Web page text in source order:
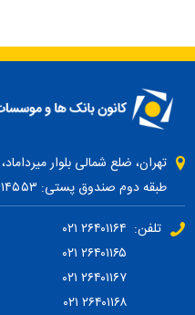
طبقه دوم صندوق پستی: ۱۹۱۹۶۱۴۵۵۳
تلفن: ۲۶۴۰۱۱۶۴ ۰۲۱
۲۶۴۰۱۱۶۷ ۰۲۱
۲۶۴۰۱۱۶۸ ۰۲۱